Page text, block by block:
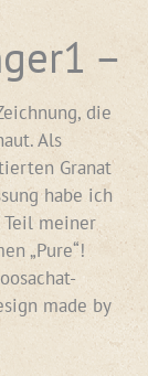
–
die
Als
Granat
habe ich
meiner
„Pure“!
made by